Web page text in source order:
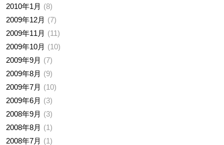
2010年1月
8
2009年12月
7
2009年11月
11
2009年10月
10
2009年9月
7
2009年8月
9
2009年7月
10
2009年6月
3
2008年9月
3
2008年8月
1
2008年7月
1